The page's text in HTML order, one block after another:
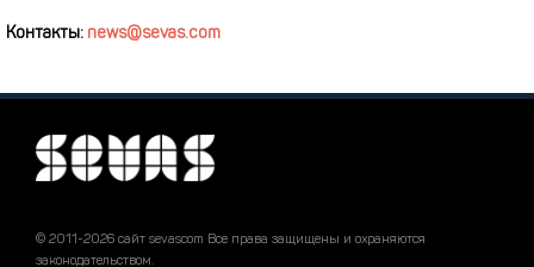
Контакты: news@sevas.com
© 2011-2026 сайт sevascom Все права защищены и охраняются
законодательством.